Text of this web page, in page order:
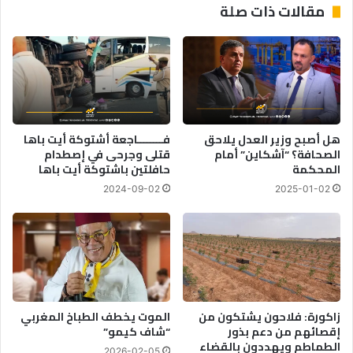
و
س
ب
ف
ض
ل
ج
و
د
ة
ا
ت
ن
ظ
ي
و
ح
ا
ل
ب
ا
م
.
.
و
ز
ل
ق
ج
ع
ي
ن
ف
مقالات ذات صلة
هل أصبح وزير العدل يلاحق
الصحافة؟ “آشكاين” أمام
المحكمة
2025-01-02
فــــــــاجعة أشتوكة أيت باها
قتلى وجرحى في إصطدام
حافلتين باشتوكة أيت باها
2024-09-02
زاكورة: فلاحون يشتكون من
إقصائهم من دعم بذور
الطماطم ويهددون بالقضاء
الموت يخطف الطباخ المغربي
“شاف كيمو”